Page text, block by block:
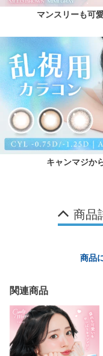
マンスリーも可
キャンマジか
商品
商品
関連商品